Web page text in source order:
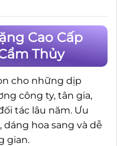
Cao Cấp
Thủy
cho những dịp
công ty, tân gia,
tác lâu năm. Ưu
hoa sang và dễ
gian.